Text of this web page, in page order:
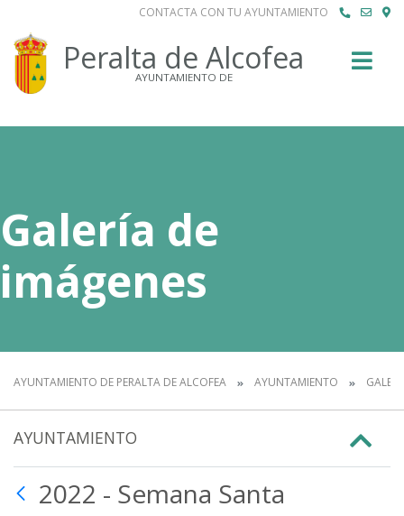
CONTACTA CON TU AYUNTAMIENTO
Peralta de Alcofea
AYUNTAMIENTO DE
Galería de
imágenes
AYUNTAMIENTO DE PERALTA DE ALCOFEA AYUNTAMIENTO
AYUNTAMIENTO
2022 - Semana Santa